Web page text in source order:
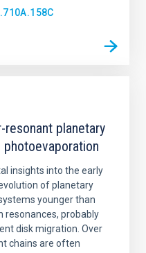
resonant planetary
insights into the early
of planetary
younger than
resonances, probably
disk migration. Over
chains are often